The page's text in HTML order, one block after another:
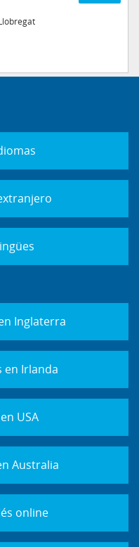
Inglaterra
en Irlanda
USA
Australia
online